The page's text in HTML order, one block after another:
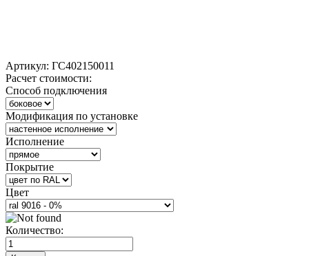
Артикул: ГС402150011
Расчет стоимости:
Способ подключения
Модификация по установке
Исполнение
Покрытие
Цвет
Количество: